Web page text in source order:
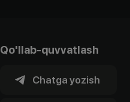
Qo'llab-quvvatlash
Chatga yozish